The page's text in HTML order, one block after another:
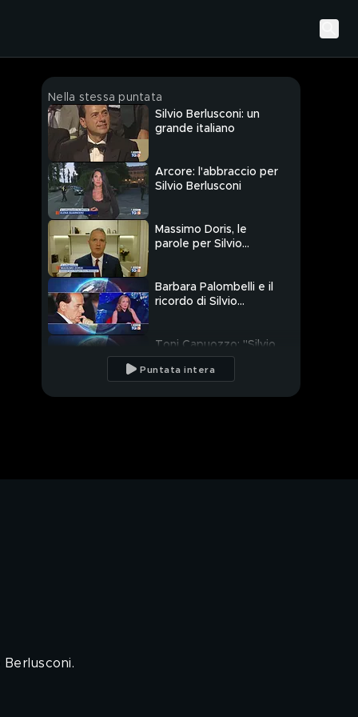
Nella stessa puntata
Silvio Berlusconi: un
grande italiano
Arcore: l'abbraccio per
Silvio Berlusconi
Massimo Doris, le
parole per Silvio
Barbara Palombelli e il
ricordo di Silvio
Toni Capuozzo: "Silvio
Berlusconi era un uomo
semplice"
Puntata intera